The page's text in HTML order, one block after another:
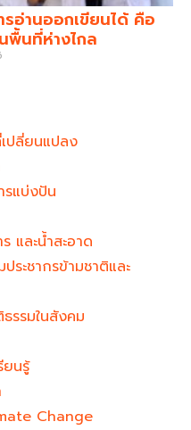
รอ่านออกเขียนได้ คือ
พื้นที่ห่างไกล
ปลี่ยนแปลง
รแบ่งปัน
และน้ำสะอาด
ระชากรข้ามชาติและ
รรมในสังคม
ยนรู้
Change